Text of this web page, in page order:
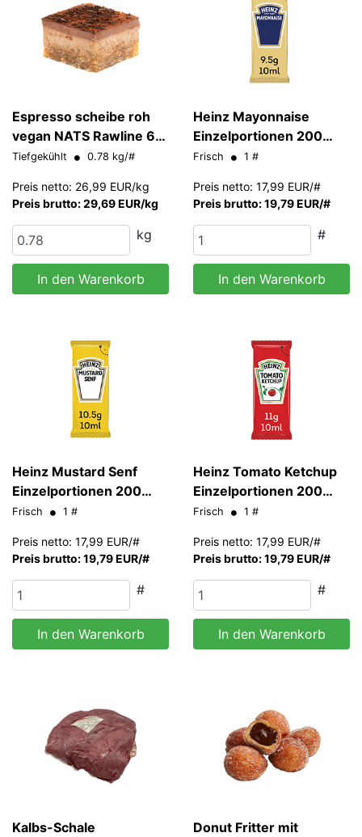
Espresso scheibe roh
vegan NATS Rawline 65
g
Tiefgekühlt 0.78 kg/#
Preis netto: 26,99 EUR/kg
Preis brutto: 29,69 EUR/kg
kg
In den Warenkorb
Heinz Mayonnaise
Einzelportionen 200
Stk/#
Frisch 1 #
Preis netto: 17,99 EUR/#
Preis brutto: 19,79 EUR/#
#
In den Warenkorb
Heinz Mustard Senf
Einzelportionen 200
Stk/#
Frisch 1 #
Preis netto: 17,99 EUR/#
Preis brutto: 19,79 EUR/#
#
In den Warenkorb
Heinz Tomato Ketchup
Einzelportionen 200
Stk/#
Frisch 1 #
Preis netto: 17,99 EUR/#
Preis brutto: 19,79 EUR/#
#
In den Warenkorb
Kalbs-Schale
Donut Fritter mit